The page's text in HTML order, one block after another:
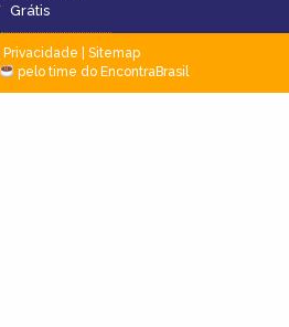
Grátis
Privacidade
Sitemap
pelo time do EncontraBrasil